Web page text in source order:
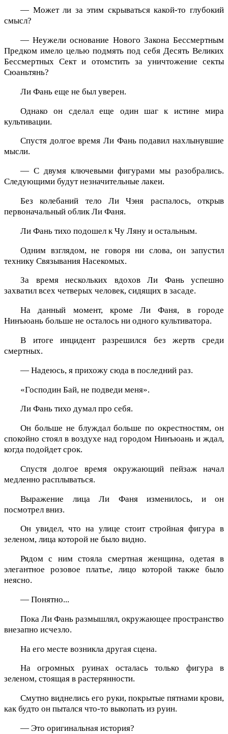
— Может ли за этим скрываться какой-то глубокий
смысл?
— Неужели основание Нового Закона Бессмертным
Предком имело целью подмять под себя Десять Великих
Бессмертных Сект и отомстить за уничтожение секты
Сюаньтянь?
Ли Фань еще не был уверен.
Однако он сделал еще один шаг к истине мира
культивации.
Спустя долгое время Ли Фань подавил нахлынувшие
мысли.
— С двумя ключевыми фигурами мы разобрались.
Следующими будут незначительные лакеи.
Без колебаний тело Ли Чэня распалось, открыв
первоначальный облик Ли Фаня.
Ли Фань тихо подошел к Чу Ляну и остальным.
Одним взглядом, не говоря ни слова, он запустил
технику Связывания Насекомых.
За время нескольких вдохов Ли Фань успешно
захватил всех четверых человек, сидящих в засаде.
На данный момент, кроме Ли Фаня, в городе
Нинъюань больше не осталось ни одного культиватора.
В итоге инцидент разрешился без жертв среди
смертных.
— Надеюсь, я прихожу сюда в последний раз.
«Господин Бай, не подведи меня».
Ли Фань тихо думал про себя.
Он больше не блуждал больше по окрестностям, он
спокойно стоял в воздухе над городом Нинъюань и ждал,
когда подойдет срок.
Спустя долгое время окружающий пейзаж начал
медленно расплываться.
Выражение лица Ли Фаня изменилось, и он
посмотрел вниз.
Он увидел, что на улице стоит стройная фигура в
зеленом, лица которой не было видно.
Рядом с ним стояла смертная женщина, одетая в
элегантное розовое платье, лицо которой также было
неясно.
— Понятно...
Пока Ли Фань размышлял, окружающее пространство
внезапно исчезло.
На его месте возникла другая сцена.
На огромных руинах осталась только фигура в
зеленом, стоящая в растерянности.
Смутно виднелись его руки, покрытые пятнами крови,
как будто он пытался что-то выкопать из руин.
— Это оригинальная история?